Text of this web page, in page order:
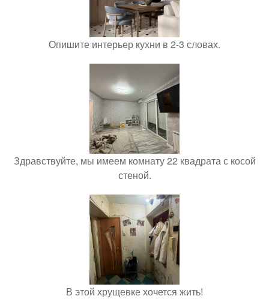
Опишите интерьер кухни в 2-3 словах.
Здравствуйте, мы имеем комнату 22 квадрата с косой
стеной.
В этой хрущевке хочется жить!